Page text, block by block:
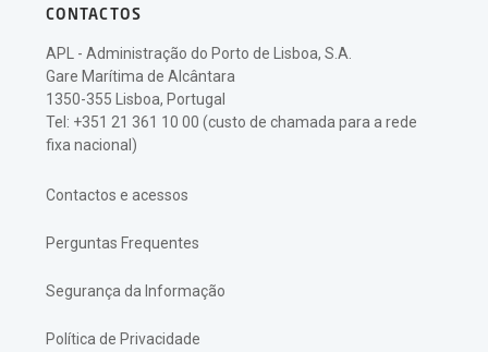
CONTACTOS
APL - Administração do Porto de Lisboa, S.A.
Gare Marítima de Alcântara
1350-355 Lisboa, Portugal
Tel: +351 21 361 10 00 (custo de chamada para a rede
fixa nacional)
Contactos e acessos
Perguntas Frequentes
Segurança da Informação
Política de Privacidade